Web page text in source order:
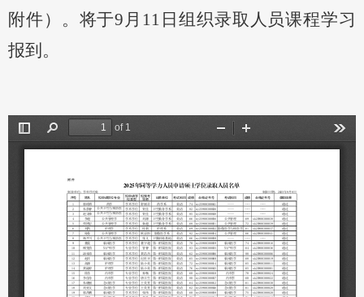
附件）。将于9月11日组织录取人员课程学习
报到。